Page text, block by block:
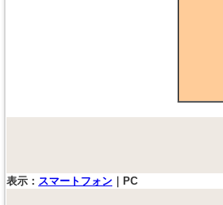
表示： スマートフォン PC